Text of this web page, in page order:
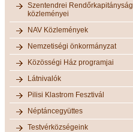
Szentendrei Rendőrkapitányság
közleményei
NAV Közlemények
Nemzetiségi önkormányzat
Közösségi Ház programjai
Látnivalók
Pilisi Klastrom Fesztivál
Néptáncegyüttes
Testvérközségeink